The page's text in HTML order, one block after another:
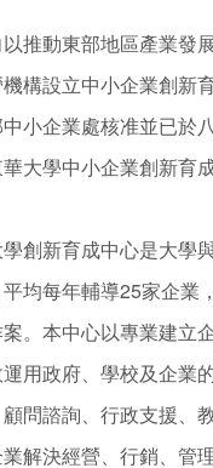
推動東部地區產業發
構設立中小企業創新
小企業處核准並已於
大學中小企業創新育
大學創新
育成中心是大學
均每年輔導25家企業
。本中心以專業建立
用政府、學校及企業
問諮詢、行政支援、
解決經營、行銷、管